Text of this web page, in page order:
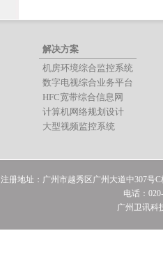
解决方案
机房环境综合监控系统
数字电视综合业务平台
HFC宽带综合信息网
计算机网络规划设计
大型视频监控系统
注册地址：广州市越秀区广州大道中307号
电话：
广州卫讯科